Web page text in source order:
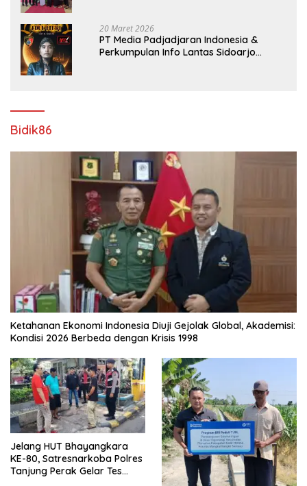
20 Maret 2026
PT Media Padjadjaran Indonesia &
Perkumpulan Info Lantas Sidoarjo
Bidik86
Ketahanan Ekonomi Indonesia Diuji Gejolak Global, Akademisi:
Kondisi 2026 Berbeda dengan Krisis 1998
Jelang HUT Bhayangkara
KE-80, Satresnarkoba Polres
Tanjung Perak Gelar Tes